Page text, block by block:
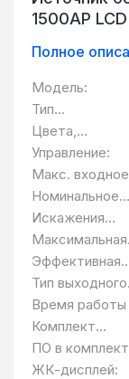
1500AP
Полное
Модель:
Тип
оборудования:
Цвета,
оформлении:
Управление:
Макс. входное
напряжение:
Номинальное
выходное
напряжение В:
Искажения
выходного
напряжения:
Максимальная
выходная
мощность Вт:
Эффективная
мощность Вт:
Тип выходного
сигнала:
Время работы
батарей при
нагрузке 50 Вт:
Комплект
поставки:
ПО в
ЖК-дисплей: